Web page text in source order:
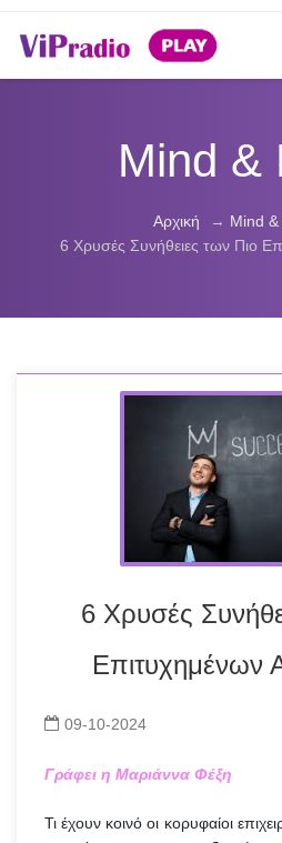
Mind &
Αρχική → Mind
6 Χρυσές Συνήθειες των Πιο
6 Χρυσές
09-10-2024
Γράφει η Μαριάννα Φέξη
Τι έχουν κοινό οι κορυφαίοι